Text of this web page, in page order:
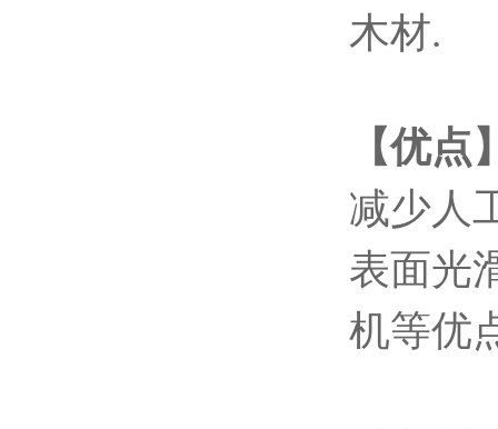
木材.
【优点
减少人
表面光
机等优